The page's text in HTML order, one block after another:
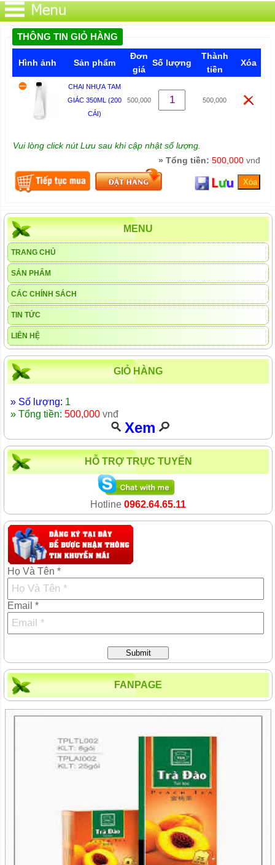
THÔNG TIN GIỎ HÀNG
Hình ảnh Sản phẩm
Đơn
giá
Số lượng
Thành
tiền
Xóa
CHAI NHỰA TAM
GIÁC 350ML (200
CÁI)
500,000 500,000
Vui lòng click nút Lưu sau khi cập nhật số lượng.
» Tổng tiền: 500,000vnđ
MENU
TRANG CHỦ
SẢN PHẨM
CÁC CHÍNH SÁCH
TIN TỨC
LIÊN HỆ
GIỎ HÀNG
» Số lượng: 1
» Tổng tiền: 500,000 vnđ
Xem
HỖ TRỢ TRỰC TUYẾN
Hotline 0962.64.65.11
Họ Và Tên *
Email *
Submit
FANPAGE